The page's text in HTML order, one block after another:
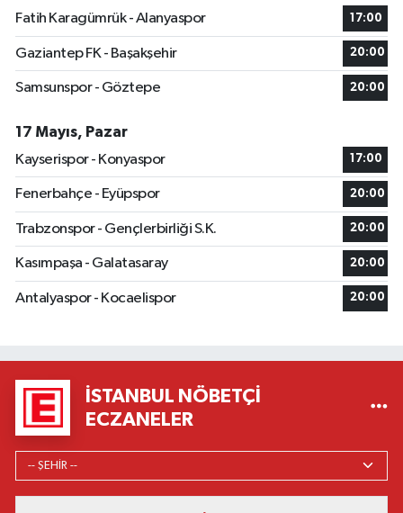
Fatih Karagümrük - Alanyaspor
17:00
Gaziantep FK - Başakşehir 20:00
Samsunspor - Göztepe 20:00
17 Mayıs, Pazar
Kayserispor - Konyaspor
17:00
Fenerbahçe - Eyüpspor 20:00
Trabzonspor - Gençlerbirliği S.K. 20:00
Kasımpaşa - Galatasaray 20:00
Antalyaspor - Kocaelispor 20:00
İSTANBUL NÖBETÇI
ECZANELER